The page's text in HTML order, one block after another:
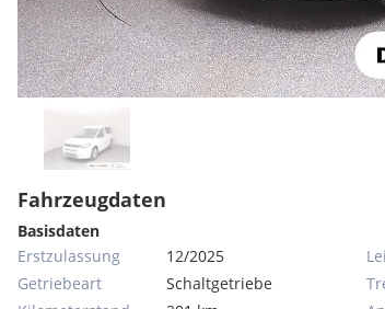
Fahrzeugdaten
Basisdaten
Erstzulassung
12/2025
Getriebeart
Schaltgetriebe